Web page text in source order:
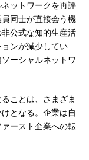
ットワークを再評
同士が直接会う機
公式な知的生産活
ンが減少してい
ーシャルネットワ
ことは、さまざま
となる。企業は自
ースト企業への転